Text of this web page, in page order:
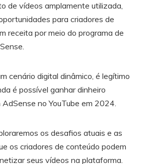
de vídeos amplamente utilizada,
para criadores de
receita por meio do programa de
cenário digital dinâmico, é legítimo
é possível ganhar dinheiro
no YouTube em 2024.
os desafios atuais e as
os criadores de conteúdo podem
seus vídeos na plataforma.